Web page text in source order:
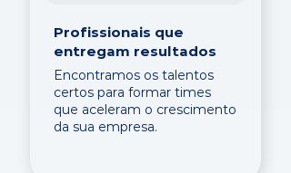
Profissionais que
entregam resultados
Encontramos os talentos
certos para formar times
que aceleram o crescimento
da sua empresa.